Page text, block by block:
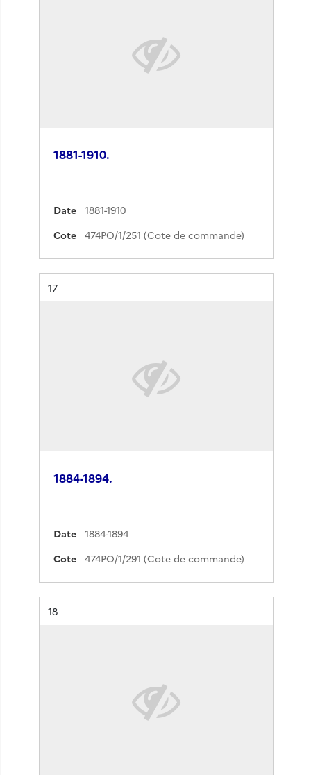
1881-1910.
Date
1881-1910
Cote
474PO/1/251 (Cote de commande)
Résultat n°
17
1884-1894.
Date
1884-1894
Cote
474PO/1/291 (Cote de commande)
Résultat n°
18